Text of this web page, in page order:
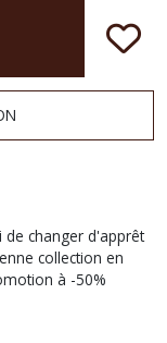
changer d'apprêt
collection en
à -50%